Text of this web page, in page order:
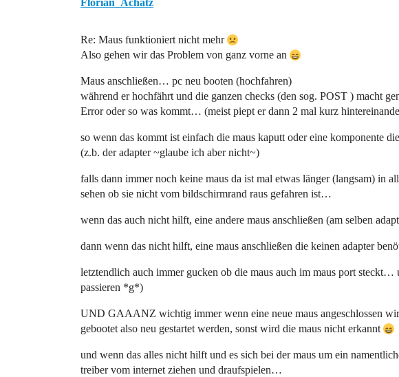
Florian_Achatz
Re: Maus funktioniert nicht mehr
Also gehen wir das Problem von ganz vorne an
Maus anschließen… pc neu booten (hochfahren)
während er hochfährt und die ganzen checks (den sog. POST ) macht
Error oder so was kommt… (meist piept er dann 2 mal kurz
so wenn das kommt ist einfach die maus kaputt oder eine komponente
(z.b. der adapter ~glaube ich aber nicht~)
falls dann immer noch keine maus da ist mal etwas länger (langsam) in
sehen ob sie nicht vom bildschirmrand raus gefahren ist…
wenn das auch nicht hilft, eine andere maus anschließen (am selben
dann wenn das nicht hilft, eine maus anschließen die keinen adapter
letztendlich auch immer gucken ob die maus auch im maus port
passieren *g*)
UND GAAANZ wichtig immer wenn eine neue maus angeschlossen
gebootet also neu gestartet werden, sonst wird die maus nicht erkannt
und wenn das alles nicht hilft und es sich bei der maus um ein
treiber vom internet ziehen und draufspielen…